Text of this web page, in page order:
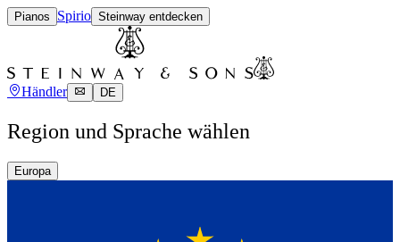
Pianos Spirio Steinway entdecken
Händler DE
Region und Sprache wählen
Europa